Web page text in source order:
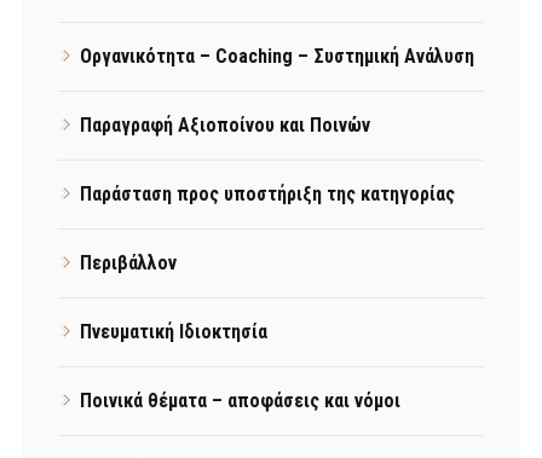
Οργανικότητα – Coaching – Συστημική Ανάλυση
Παραγραφή Αξιοποίνου και Ποινών
Παράσταση προς υποστήριξη της κατηγορίας
Περιβάλλον
Πνευματική Ιδιοκτησία
Ποινικά θέματα – αποφάσεις και νόμοι